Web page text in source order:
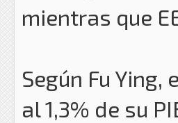
mientras que
Según Fu
al 1,3% de su